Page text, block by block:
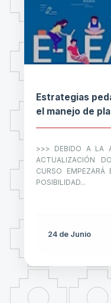
Estrategias
el manejo de
>>> DEBIDO A LA
ACTUALIZACIÓN
CURSO
POSIBILIDAD...
24 de Junio